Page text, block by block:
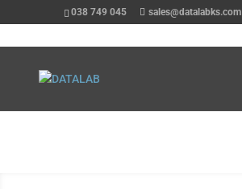
038 749 045 sales@datalabks.com